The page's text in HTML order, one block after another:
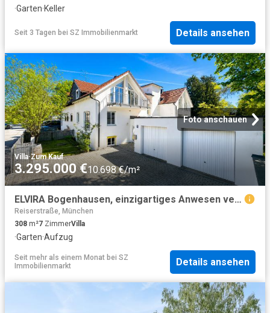
·Garten·Keller
Seit 3 Tagen bei SZ Immobilienmarkt Details ansehen
Foto anschauen
Villa·Zum Kauf
3.295.000 €10.698 €/m²
ELVIRA Bogenhausen, einzigartiges Anwesen vereint barrierefreies Wohnen mit Aufzug, großzügigen Garten und vielseitige Nutzungsmöglichkeiten
Reiserstraße, München
308 m²7 ZimmerVilla
·Garten·Aufzug
Seit mehr als einem Monat bei SZ
Immobilienmarkt
Details ansehen